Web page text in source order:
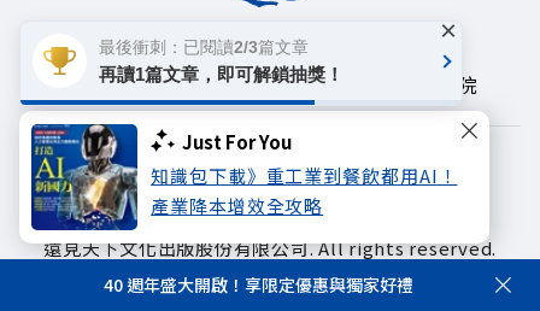
Just For You
知識包下載》重工業到餐飲都用AI！
產業降本增效全攻略
遠見雜誌 哈佛商業評論
未來親子學習平台
50+ 領導影響力學院
著作權聲明
隱私權政策
Copyright© 1999~2026
遠見天下文化出版股份有限公司. All rights reserved.
40 週年盛大開啟！享限定優惠與獨家好禮
最後衝刺：已閱讀2/3篇文章
再讀1篇文章，即可解鎖抽獎！
×